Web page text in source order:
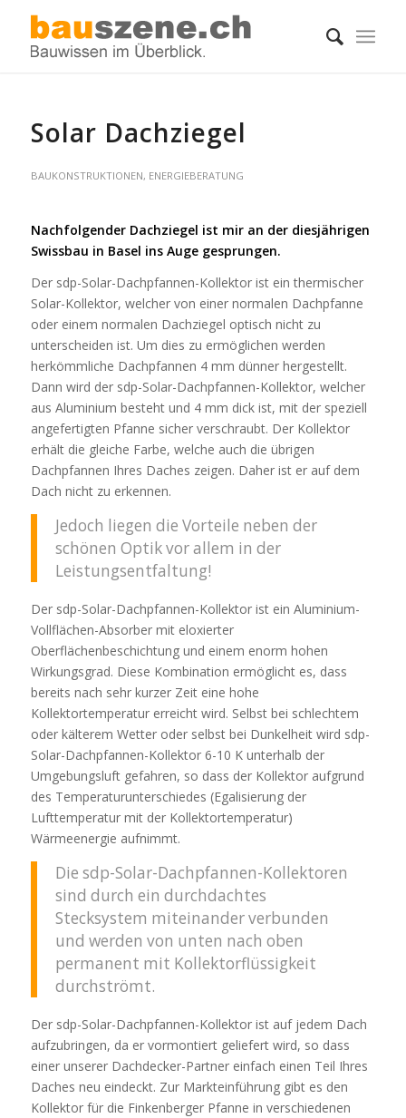
Solar Dachziegel
BAUKONSTRUKTIONEN, ENERGIEBERATUNG
Nachfolgender Dachziegel ist mir an der diesjährigen
Swissbau in Basel ins Auge gesprungen.
Der sdp-Solar-Dachpfannen-Kollektor ist ein thermischer
Solar-Kollektor, welcher von einer normalen Dachpfanne
oder einem normalen Dachziegel optisch nicht zu
unterscheiden ist. Um dies zu ermöglichen werden
herkömmliche Dachpfannen 4 mm dünner hergestellt.
Dann wird der sdp-Solar-Dachpfannen-Kollektor, welcher
aus Aluminium besteht und 4 mm dick ist, mit der speziell
angefertigten Pfanne sicher verschraubt. Der Kollektor
erhält die gleiche Farbe, welche auch die übrigen
Dachpfannen Ihres Daches zeigen. Daher ist er auf dem
Dach nicht zu erkennen.
Jedoch liegen die Vorteile neben der
schönen Optik vor allem in der
Leistungsentfaltung!
Der sdp-Solar-Dachpfannen-Kollektor ist ein Aluminium-
Vollflächen-Absorber mit eloxierter
Oberflächenbeschichtung und einem enorm hohen
Wirkungsgrad. Diese Kombination ermöglicht es, dass
bereits nach sehr kurzer Zeit eine hohe
Kollektortemperatur erreicht wird. Selbst bei schlechtem
oder kälterem Wetter oder selbst bei Dunkelheit wird sdp-
Solar-Dachpfannen-Kollektor 6-10 K unterhalb der
Umgebungsluft gefahren, so dass der Kollektor aufgrund
des Temperaturunterschiedes (Egalisierung der
Lufttemperatur mit der Kollektortemperatur)
Wärmeenergie aufnimmt.
Die sdp-Solar-Dachpfannen-Kollektoren
sind durch ein durchdachtes
Stecksystem miteinander verbunden
und werden von unten nach oben
permanent mit Kollektorflüssigkeit
durchströmt.
Der sdp-Solar-Dachpfannen-Kollektor ist auf jedem Dach
aufzubringen, da er vormontiert geliefert wird, so dass
einer unserer Dachdecker-Partner einfach einen Teil Ihres
Daches neu eindeckt. Zur Markteinführung gibt es den
Kollektor für die Finkenberger Pfanne in verschiedenen